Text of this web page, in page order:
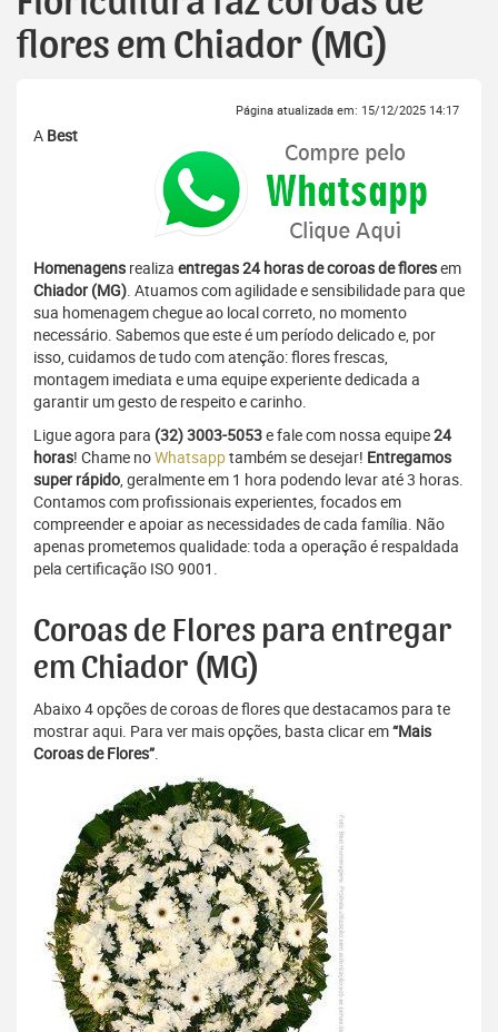
flores em Chiador (MG)
Página atualizada em: 15/12/2025 14:17
A Best
Homenagens realiza entregas 24 horas de coroas de floresem
Chiador (MG). Atuamos com agilidade e sensibilidade para que
sua homenagem chegue ao local correto, no momento
necessário. Sabemos que este é um período delicado e, por
isso, cuidamos de tudo com atenção: flores frescas,
montagem imediata e uma equipe experiente dedicada a
garantir um gesto de respeito e carinho.
Ligue agora para (32) 3003-5053e fale com nossa equipe24
horas! Chame noWhatsapptambém se desejar! Entregamos
super rápido, geralmente em 1 hora podendo levar até 3 horas.
Contamos com profissionais experientes, focados em
compreender e apoiar as necessidades de cada família. Não
apenas prometemos qualidade: toda a operação é respaldada
pela certificação ISO 9001.
Coroas de Flores para entregar
em Chiador (MG)
Abaixo 4 opções de coroas de flores que destacamos para te
mostrar aqui. Para ver mais opções, basta clicar em“Mais
Coroas de Flores”.